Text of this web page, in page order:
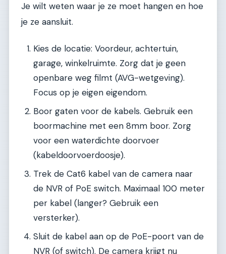
Je wilt weten waar je ze moet hangen en hoe
je ze aansluit.
Kies de locatie: Voordeur, achtertuin,
garage, winkelruimte. Zorg dat je geen
openbare weg filmt (AVG-wetgeving).
Focus op je eigen eigendom.
Boor gaten voor de kabels. Gebruik een
boormachine met een 8mm boor. Zorg
voor een waterdichte doorvoer
(kabeldoorvoerdoosje).
Trek de Cat6 kabel van de camera naar
de NVR of PoE switch. Maximaal 100 meter
per kabel (langer? Gebruik een
versterker).
Sluit de kabel aan op de PoE-poort van de
NVR (of switch). De camera krijgt nu